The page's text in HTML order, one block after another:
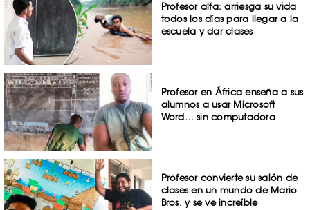
Profesor alfa: arriesga su vida
todos los días para llegar a la
escuela y dar clases
Profesor en África enseña a sus
alumnos a usar Microsoft
Word… sin computadora
Profesor convierte su salón de
clases en un mundo de Mario
Bros. y se ve increíble